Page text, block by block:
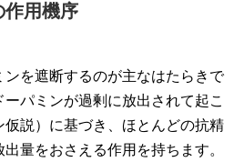
作用機序
を遮断するのが主なはたらきで
パミンが過剰に放出されて起こ
仮説）に基づき、ほとんどの抗精
量をおさえる作用を持ちます。